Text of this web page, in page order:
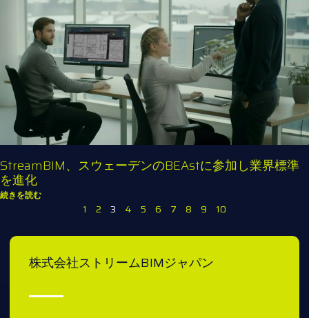
StreamBIM、スウェーデンのBEAstに参加し業界標準
を進化
続きを読む
1 2 3 4 5 6 7 8 9 10
株式会社ストリームBIMジャパン